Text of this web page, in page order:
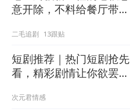
意开除，不料给餐厅带来
二毛追剧 13跟贴
短剧推荐｜热门短剧抢先
看，精彩剧情让你欲罢不
次元君情感